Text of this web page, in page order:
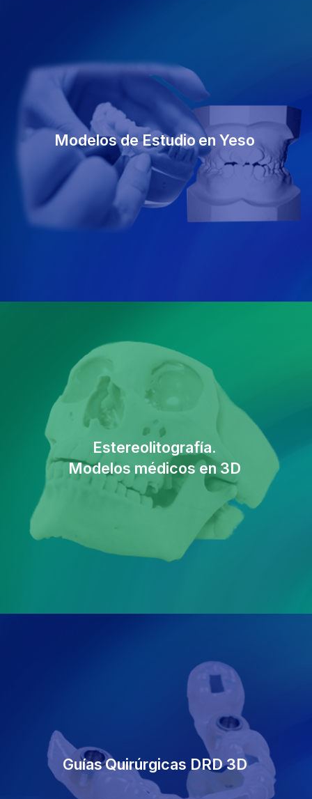
Modelos de Estudioen Yeso
Estereolitografía.
Modelos médicos en 3D
GuíasQuirúrgicas DRD 3D